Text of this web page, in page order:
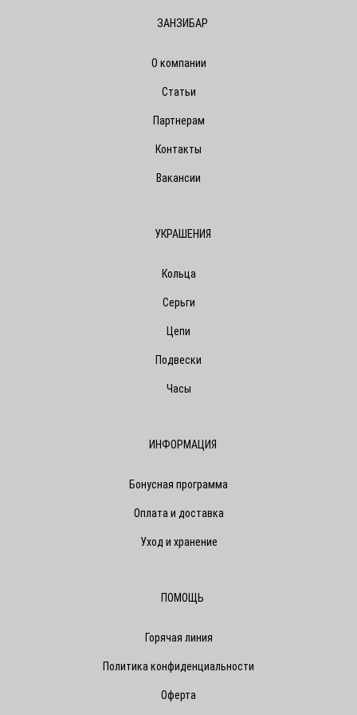
ЗАНЗИБАР
О компании
Статьи
Партнерам
Контакты
Вакансии
УКРАШЕНИЯ
Кольца
Серьги
Цепи
Подвески
Часы
ИНФОРМАЦИЯ
Бонусная программа
Оплата и доставка
Уход и хранение
ПОМОЩЬ
Горячая линия
Политика конфиденциальности
Оферта